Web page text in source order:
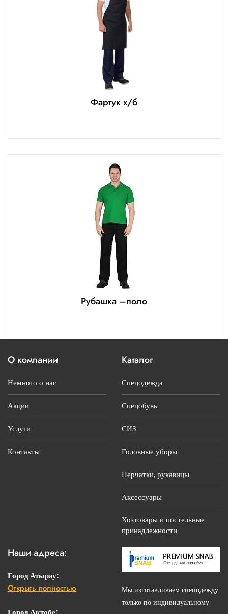
Фартук х/б
Рубашка –поло
О компании
Немного о нас
Акции
Услуги
Контакты
Каталог
Спецодежда
Спецобувь
СИЗ
Головные уборы
Перчатки, рукавицы
Аксессуары
Хозтовары и постельные
принадлежности
Наши адреса:
Город Атырау:
г. Атырау, ул.С.Датова, 14 «Б»
Открыть полностью
Мы изготавливаем спецодежду
только по индивидуальному